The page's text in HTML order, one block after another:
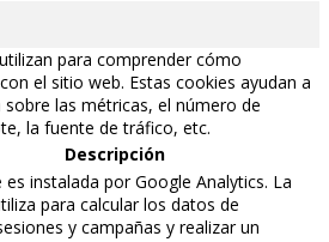
para comprender cómo
el sitio web. Estas cookies ayudan a
las métricas, el número de
la fuente de tráfico, etc.
Descripción
es instalada por Google Analytics. La
para calcular los datos de
y campañas y realizar un